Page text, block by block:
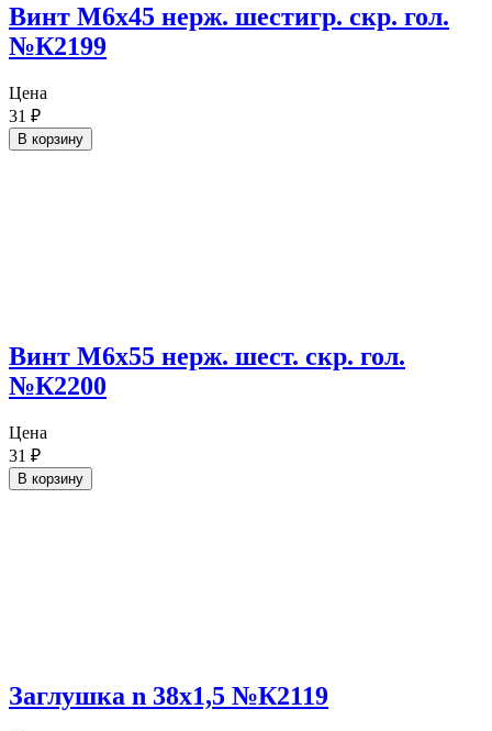
Винт М6х45 нерж. шестигр. скр. гол.
№К2199
Цена
31 ₽
В корзину
Винт М6х55 нерж. шест. скр. гол.
№К2200
Цена
31 ₽
В корзину
Заглушка n 38х1,5 №К2119